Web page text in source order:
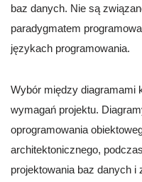
baz danych. Nie są
paradygmatem
językach programowania.
Wybór między diagramami
wymagań projektu.
oprogramowania
architektonicznego,
projektowania baz danych i